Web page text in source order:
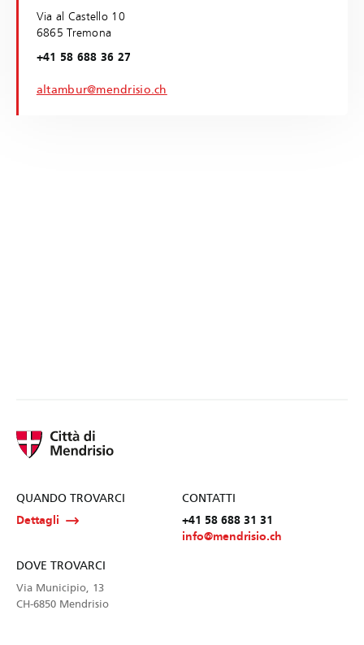
Via al Castello 10
6865 Tremona
+41 58 688 36 27
altambur@mendrisio.ch
QUANDO TROVARCI
Dettagli
CONTATTI
+41 58 688 31 31
info@mendrisio.ch
DOVE TROVARCI
Via Municipio, 13
CH-6850 Mendrisio